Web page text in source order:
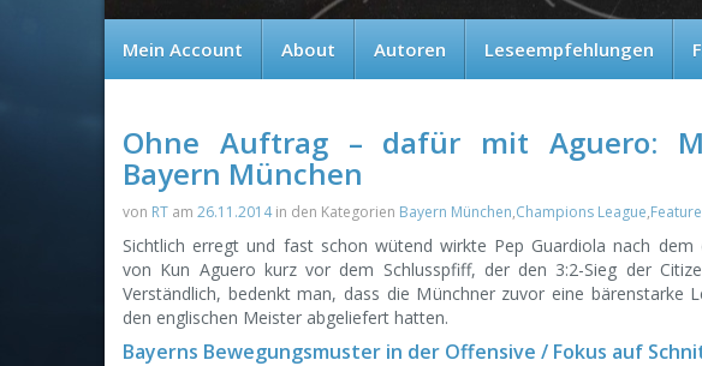
Mein Account About Autoren Leseempfehlungen
Ohne Auftrag – dafür mit Aguero:
Bayern München
von RT am 26.11.2014in den Kategorien Bayern München,Champions League,
Sichtlich erregt und fast schon wütend wirkte Pep Guardiola nach
von Kun Aguero kurz vor dem Schlusspfiff, der den 3:2-Sieg der
Verständlich, bedenkt man, dass die Münchner zuvor eine bärenstarke
den englischen Meister abgeliefert hatten.
Bayerns Bewegungsmuster in der Offensive / Fokus auf